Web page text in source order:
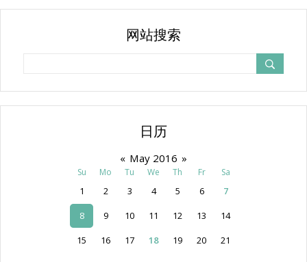
网站搜索
日历
« May 2016 »
Su Mo Tu We Th Fr Sa
1 2 3 4 5 6
7
8
9 10 11 12 13
14
15
16 17 18 19 20
21